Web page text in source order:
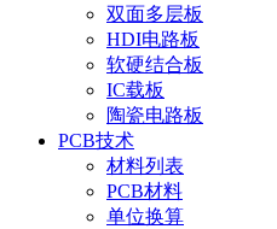
双面多层板
HDI电路板
软硬结合板
IC载板
陶瓷电路板
PCB技术
材料列表
PCB材料
单位换算